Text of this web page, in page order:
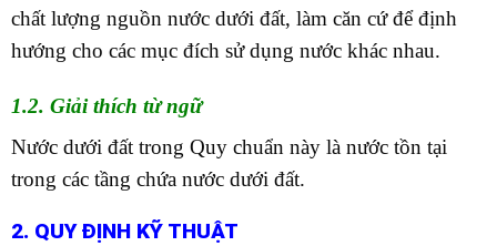
chất lượng nguồn nước dưới đất, làm căn cứ để định
hướng cho các mục đích sử dụng nước khác nhau.
1.2. Giải thích từ ngữ
Nước dưới đất trong Quy chuẩn này là nước tồn tại
trong các tầng chứa nước dưới đất.
2. QUY ĐỊNH KỸ THUẬT